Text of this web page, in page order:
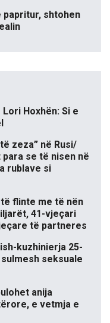
papritur, shtohen
Hoxhën: Si e
zeza” në Rusi/
se të nisen në
rublave si
flinte me të nën
41-vjeçari
të partneres
kuzhinierja 25-
seksuale
anija
e vetmja e